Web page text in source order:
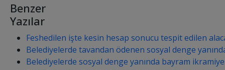
Benzer
Yazılar
Feshedilen işte kesin hesap sonucu tespit edilen
Belediyelerde tavandan ödenen sosyal denge
Belediyelerde sosyal denge yanında bayram